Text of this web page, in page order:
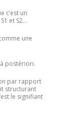
c’est un
et S2…
une
postériori.
par rapport
structurant
le signifiant